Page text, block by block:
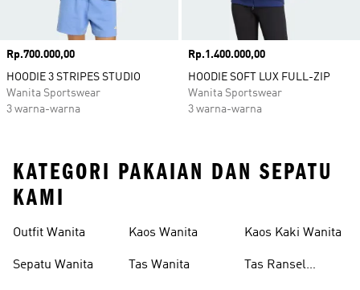
Harga
Rp.700.000,00
HOODIE 3 STRIPES STUDIO
Wanita Sportswear
3 warna-warna
Harga
Rp.1.400.000,00
HOODIE SOFT LUX FULL-ZIP
Wanita Sportswear
3 warna-warna
KATEGORI PAKAIAN DAN SEPATU
KAMI
Outfit Wanita
Sepatu Wanita
Kaos Wanita
Tas Wanita
Kaos Kaki Wanita
Tas Ransel